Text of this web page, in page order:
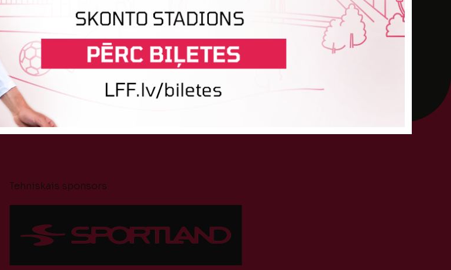
- - - -
-
Tehniskais sponsors